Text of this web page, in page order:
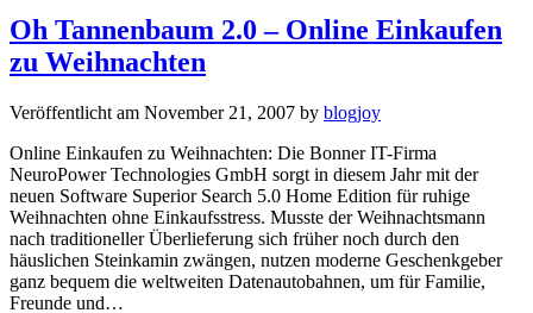
Oh Tannenbaum 2.0 – Online Einkaufen
zu Weihnachten
Veröffentlicht am November 21, 2007 by blogjoy
Online Einkaufen zu Weihnachten: Die Bonner IT-Firma
NeuroPower Technologies GmbH sorgt in diesem Jahr mit der
neuen Software Superior Search 5.0 Home Edition für ruhige
Weihnachten ohne Einkaufsstress. Musste der Weihnachtsmann
nach traditioneller Überlieferung sich früher noch durch den
häuslichen Steinkamin zwängen, nutzen moderne Geschenkgeber
ganz bequem die weltweiten Datenautobahnen, um für Familie,
Freunde und…